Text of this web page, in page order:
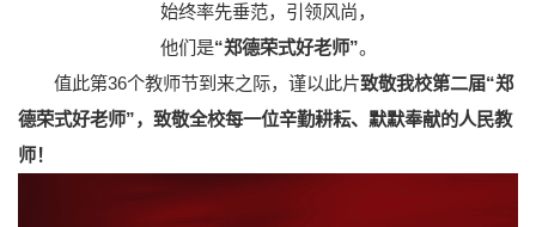
始终率先垂范，引领风尚，
他们是“郑德荣式好老师”。
值此第36个教师节到来之际，谨以此片致敬我校第二届“郑
德荣式好老师”，致敬全校每一位辛勤耕耘、默默奉献的人民教
师！